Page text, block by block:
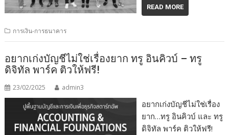
READ MORE
การเงิน-การธนาคาร
อยากเก่งบัญชีไม่ใช่เรื่องยาก ทรู อินคิวบ์ – ทรู
ดิจิทัล พาร์ค ติวให้ฟรี!
23/02/2025 admin3
อยากเก่งบัญชีไม่ใช่เรื่อง
ยาก…ทรู อินคิวบ์ และ ทรู
ดิจิทัล พาร์ค ติวให้ฟรี!